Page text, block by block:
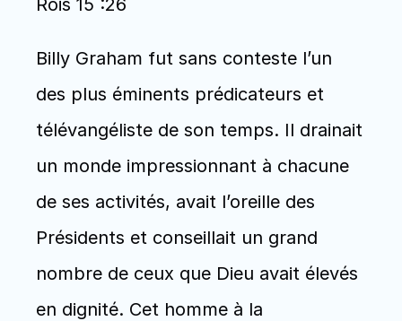
Rois 15 :26
Billy Graham fut sans conteste l’un
des plus éminents prédicateurs et
télévangéliste de son temps. Il drainait
un monde impressionnant à chacune
de ses activités, avait l’oreille des
Présidents et conseillait un grand
nombre de ceux que Dieu avait élevés
en dignité. Cet homme à la